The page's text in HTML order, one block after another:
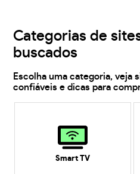
Categorias de
buscados
Escolha uma categoria, veja
confiáveis e dicas para
Smart TV